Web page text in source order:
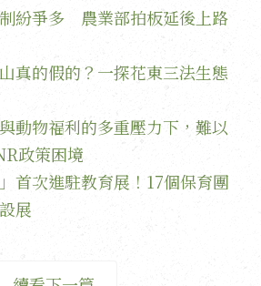
紛爭多 農業部拍板延後上路
真的假的？一探花東三法生態
動物福利的多重壓力下，難以
政策困境
」首次進駐教育展！17個保育團
展